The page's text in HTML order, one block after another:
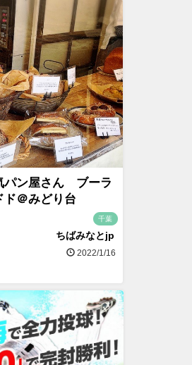
パン屋さん ブーラ
ド＠みどり台
千葉
ちばみなとjp
2022/1/16